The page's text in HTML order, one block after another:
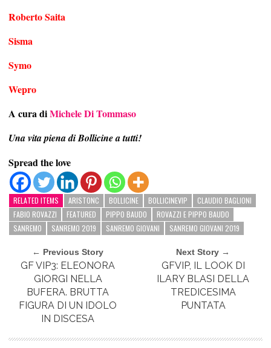
Roberto Saita
Sisma
Symo
Wepro
A cura diMichele Di Tommaso
Una vita piena di Bollicine a tutti!
Spread the love
RELATED ITEMS ARISTONC BOLLICINE BOLLICINEVIP
CLAUDIO BAGLIONI
FABIO ROVAZZI
FEATURED PIPPO BAUDO
ROVAZZI E PIPPO BAUDO
SANREMO
SANREMO 2019 SANREMO GIOVANI SANREMO GIOVANI 2019
← Previous Story
GF VIP3: ELEONORA
GIORGI NELLA
BUFERA. BRUTTA
FIGURA DI UN IDOLO
IN DISCESA
Next Story →
GFVIP, IL LOOK DI
ILARY BLASI DELLA
TREDICESIMA
PUNTATA